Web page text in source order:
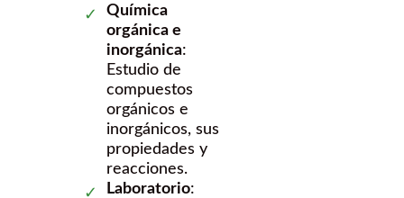
Química
orgánica e
inorgánica:
Estudio de
compuestos
orgánicos e
inorgánicos, sus
propiedades y
reacciones.
Laboratorio: